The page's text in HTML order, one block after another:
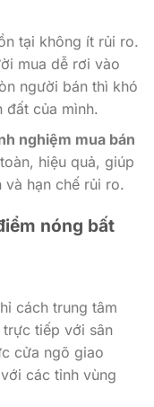
tại không ít rủi ro.
mua dễ rơi vào
người bán thì khó
của mình.
nghiệm mua bán
hiệu quả, giúp
và hạn chế rủi ro.
nóng bất
cách trung tâm
tiếp với sân
cửa ngõ giao
các tỉnh vùng